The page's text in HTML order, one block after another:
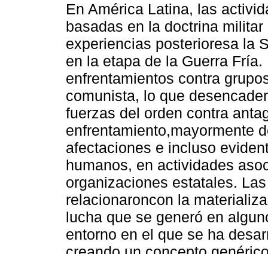
En América Latina, las
basadas en la doctrina
experiencias posterioresa la
en la etapa de la Guerra
enfrentamientos contra
comunista, lo que
fuerzas del orden contra
enfrentamiento,mayormente
afectaciones e incluso
humanos, en actividades
organizaciones estatales.
relacionaroncon la
lucha que se generó en
entorno en el que se ha